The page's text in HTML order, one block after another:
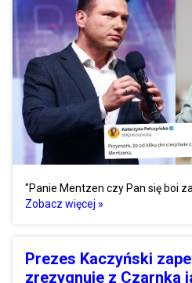
"Panie Mentzen czy Pan się boi
Zobacz więcej »
Prezes Kaczyński
zrezygnuje z Czarnka